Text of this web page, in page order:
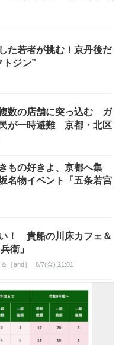
た若者が挑む！京丹後だ
トジン”
複数の店舗に突っ込む ガ
が一時避難 京都・北区
もの好きよ、京都へ集
名物イベント「五条若宮
！ 貴船の川床カフェ＆
衛」
［and］ 8/7(金) 21:01